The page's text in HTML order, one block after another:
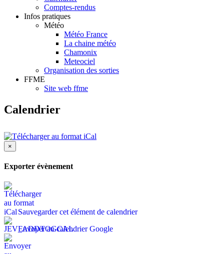
Comptes-rendus
Infos pratiques
Météo
Météo France
La chaine météo
Chamonix
Meteociel
Organisation des sorties
FFME
Site web ffme
Calendrier
×
Exporter évènement
Sauvegarder cet élément de calendrier
Envoyer au calendrier Google